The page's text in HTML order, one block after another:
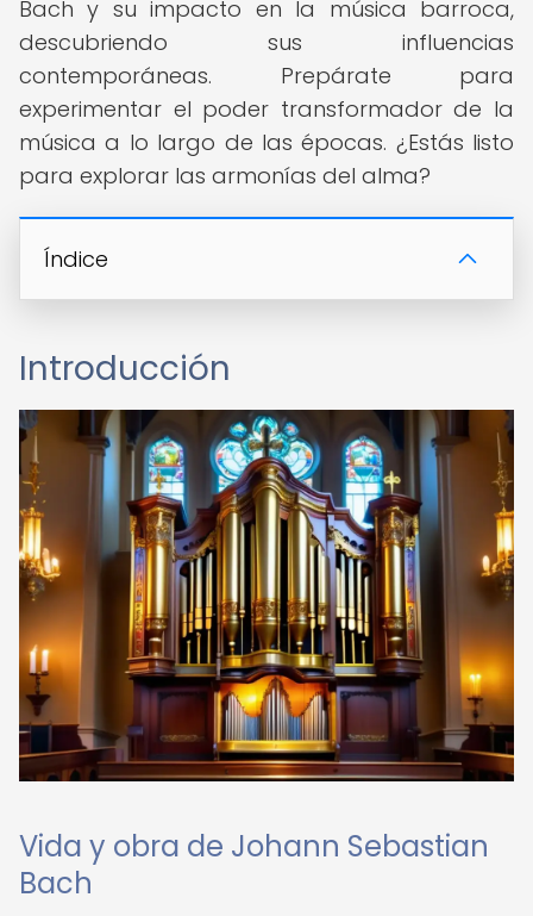
Bach y su impacto en la música barroca,
descubriendo sus influencias
contemporáneas. Prepárate para
experimentar el poder transformador de la
música a lo largo de las épocas. ¿Estás listo
para explorar las armonías del alma?
Índice
Introducción
Vida y obra de Johann Sebastian
Bach